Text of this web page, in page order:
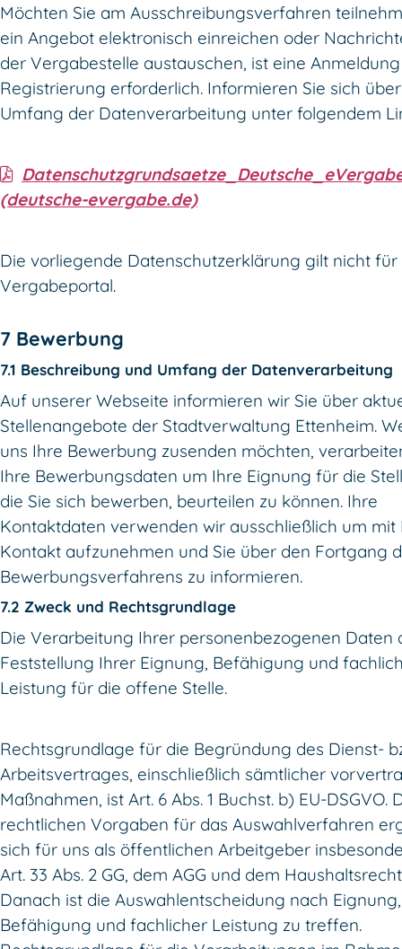
Möchten Sie am Ausschreibungsverfahren
ein Angebot elektronisch einreichen oder
der Vergabestelle austauschen, ist eine Anmeldung
Registrierung erforderlich. Informieren Sie sich
Umfang der Datenverarbeitung unter folgendem
(deutsche-evergabe.de)
Die vorliegende Datenschutzerklärung gilt nicht für
Vergabeportal.
7 Bewerbung
7.1 Beschreibung und Umfang der Datenverarbeitung
Auf unserer Webseite informieren wir Sie über
Stellenangebote der Stadtverwaltung Ettenheim.
uns Ihre Bewerbung zusenden möchten,
Ihre Bewerbungsdaten um Ihre Eignung für die
die Sie sich bewerben, beurteilen zu können. Ihre
Kontaktdaten verwenden wir ausschließlich um mit
Kontakt aufzunehmen und Sie über den Fortgang
Bewerbungsverfahrens zu informieren.
7.2 Zweck und Rechtsgrundlage
Die Verarbeitung Ihrer personenbezogenen Daten
Feststellung Ihrer Eignung, Befähigung und
Leistung für die offene Stelle.
Rechtsgrundlage für die Begründung des Dienst-
Arbeitsvertrages, einschließlich sämtlicher
Maßnahmen, ist Art. 6 Abs. 1 Buchst. b) EU-DSGVO.
rechtlichen Vorgaben für das Auswahlverfahren
sich für uns als öffentlichen Arbeitgeber
Art. 33 Abs. 2 GG, dem AGG und dem
Danach ist die Auswahlentscheidung nach Eignung,
Befähigung und fachlicher Leistung zu treffen.